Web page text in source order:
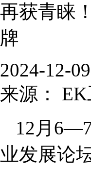
再获青睐
牌
2024-12-
来源：
12月
业发展论